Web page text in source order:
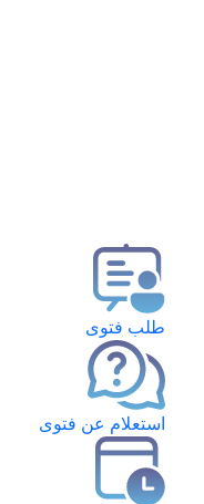
طلب فتوى
استعلام عن فتوى